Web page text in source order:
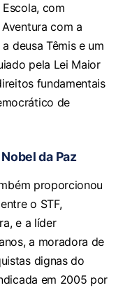
com
com a
deusa Têmis e um
pela Lei Maior
fundamentais
de
da Paz
proporcionou
o STF,
e a líder
a moradora de
dignas do
em 2005 por